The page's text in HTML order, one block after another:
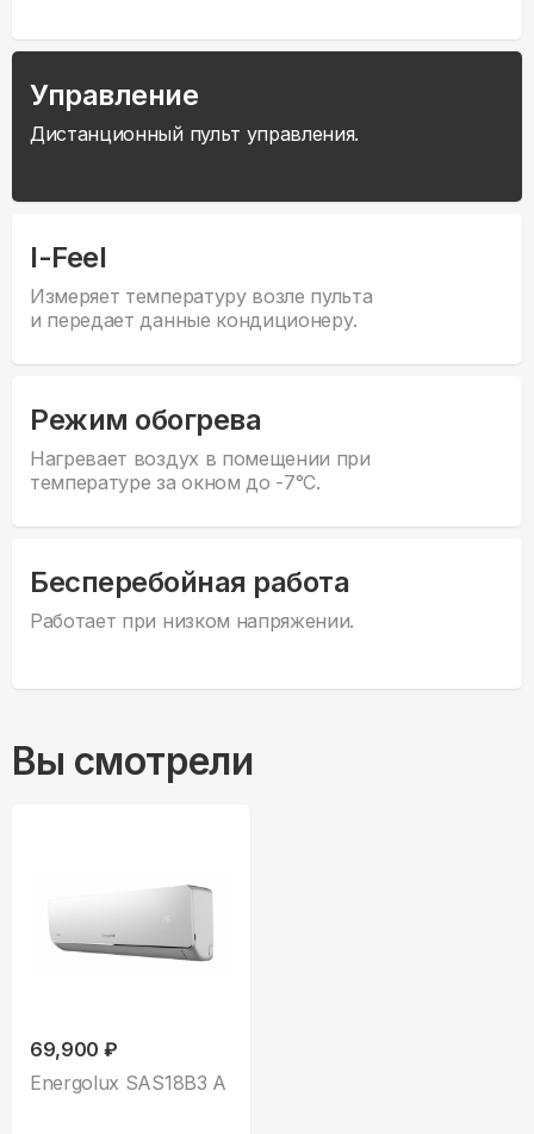
Управление
Дистанционный пульт управления.
I-Feel
Измеряет температуру возле пульта
и передает данные кондиционеру.
Режим обогрева
Нагревает воздух в помещении при
температуре за окном до -7°С.
Бесперебойная работа
Работает при низком напряжении.
Вы смотрели
69,900 ₽
Energolux SAS18B3 A